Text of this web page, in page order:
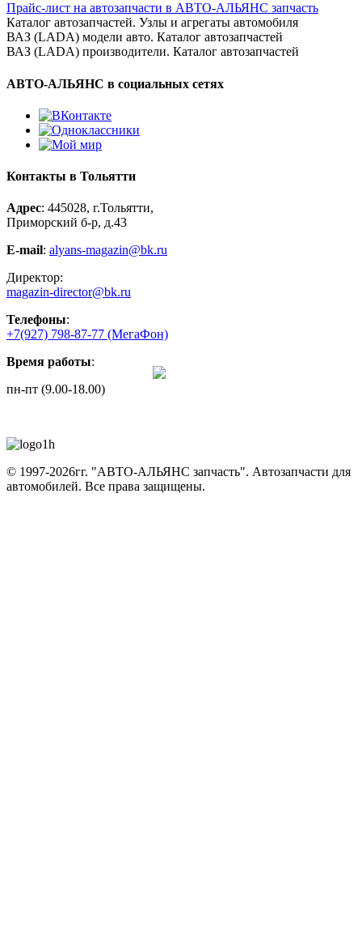
Прайс-лист на автозапчасти в АВТО-АЛЬЯНС запчасть
Каталог автозапчастей. Узлы и агрегаты автомобиля
ВАЗ (LADA) модели авто. Каталог автозапчастей
ВАЗ (LADA) производители. Каталог автозапчастей
АВТО-АЛЬЯНС в социальных сетях
Контакты в Тольятти
Адрес: 445028, г.Тольятти,
Приморский б-р, д.43
E-mail: alyans-magazin@bk.ru
Директор:
magazin-director@bk.ru
Телефоны:
+7(927) 798-87-77 (МегаФон)
Время работы:
пн-пт (9.00-18.00)
© 1997-2026гг. "АВТО-АЛЬЯНС запчасть". Автозапчасти для
автомобилей. Все права защищены.